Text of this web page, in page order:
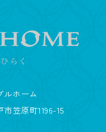
ルホーム
笠原町1196-15